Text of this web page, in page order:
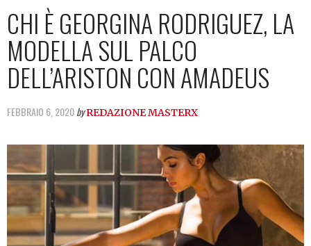
CHI È GEORGINA RODRIGUEZ, LA
MODELLA SUL PALCO
DELL’ARISTON CON AMADEUS
FEBBRAIO 6, 2020by REDAZIONE MASTERX